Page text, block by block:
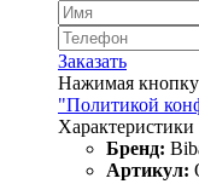
Заказать
Нажимая
"Политикой
Характеристики
Бренд:
Артикул: